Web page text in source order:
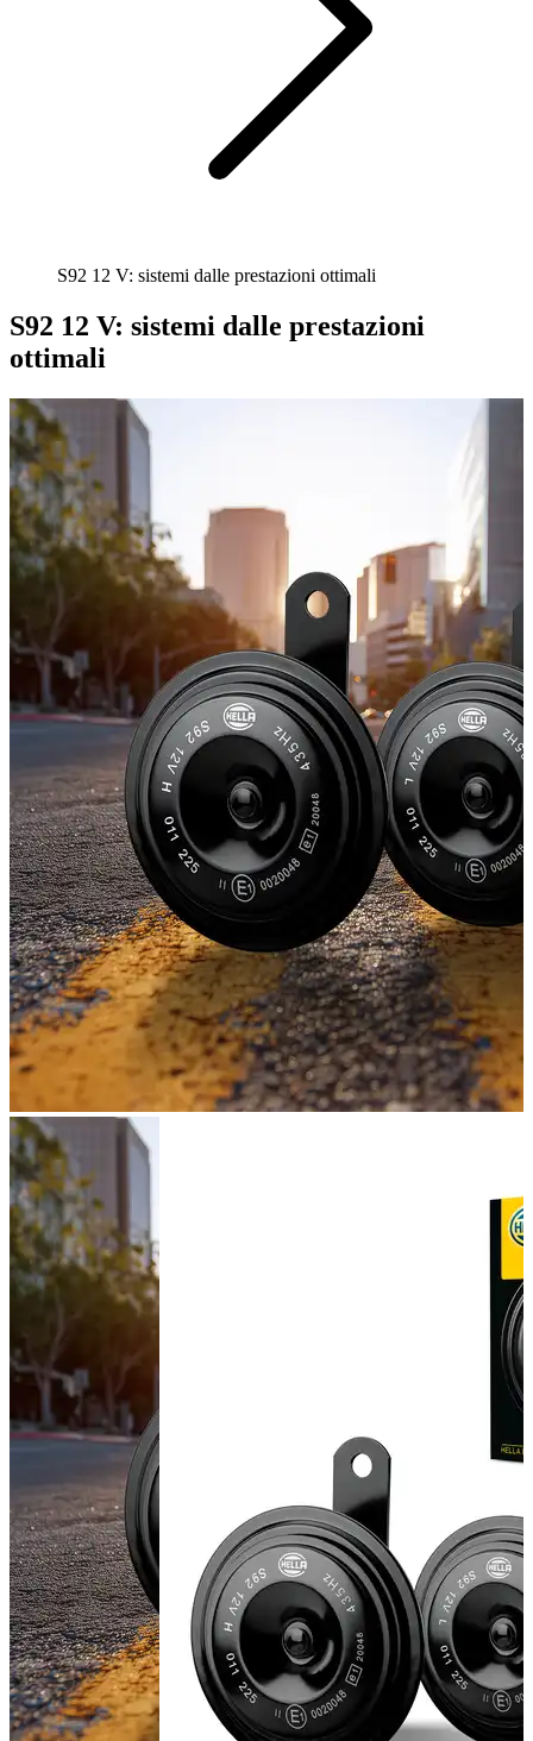
S92 12 V: sistemi dalle prestazioni ottimali
S92 12 V: sistemi dalle prestazioni
ottimali